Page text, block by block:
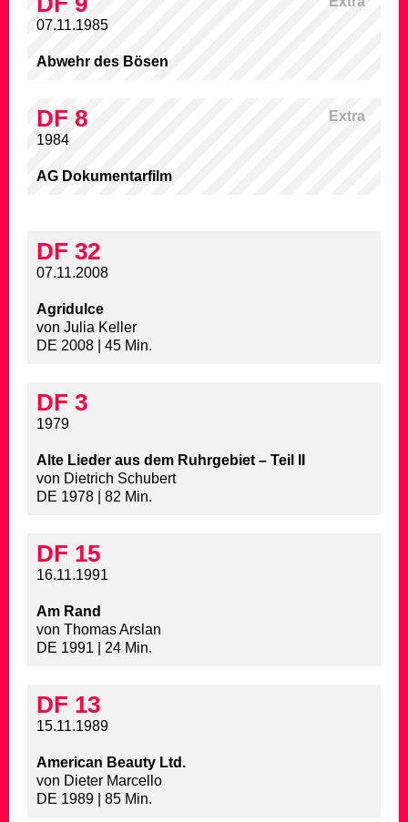
07.11.1985
Abwehr des Bösen
Extra
DF 8
1984
AG Dokumentarfilm
DF 32
07.11.2008
Agridulce
von Julia Keller
DE 2008 | 45 Min.
DF 3
1979
Alte Lieder aus dem Ruhrgebiet – Teil II
von Dietrich Schubert
DE 1978 | 82 Min.
DF 15
16.11.1991
Am Rand
von Thomas Arslan
DE 1991 | 24 Min.
DF 13
15.11.1989
American Beauty Ltd.
von Dieter Marcello
DE 1989 | 85 Min.